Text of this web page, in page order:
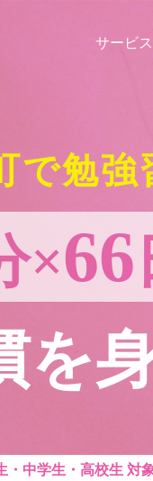
サービス
で勉
×66
を
・中学生・高校生 対